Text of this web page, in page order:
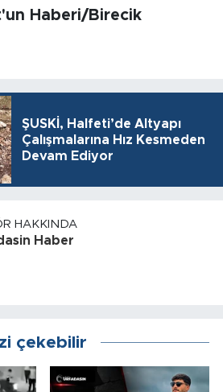
Haberi/Birecik
ŞUSKİ, Halfeti’de Altyapı
Çalışmalarına Hız Kesmeden
Devam Ediyor
HAKKINDA
Haber
çekebilir